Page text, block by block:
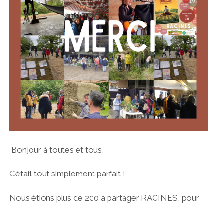
Bonjour à toutes et tous,
C’était tout simplement parfait !
Nous étions plus de 200 à partager RACINES, pour